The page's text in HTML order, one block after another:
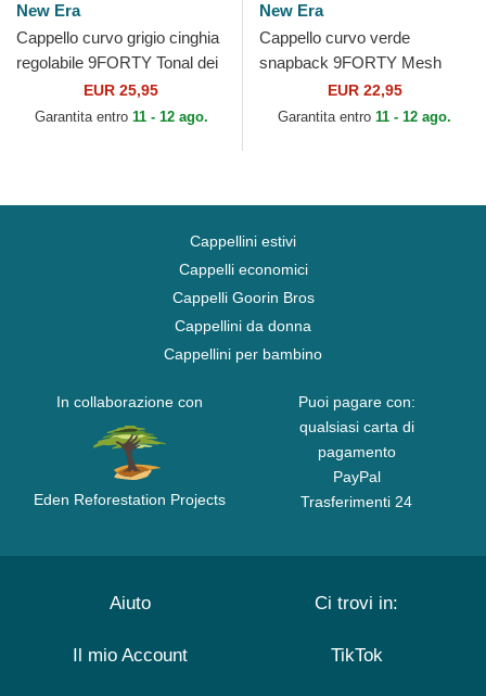
New Era
Cappello curvo grigio cinghia
regolabile 9FORTY Tonal dei
New York Yankees MLB di
New Era
EUR 25,95
Garantita entro 11 - 12 ago.
New Era
Cappello curvo verde
snapback 9FORTY Mesh
Flawless dei Los Angeles
Dodgers MLB di New Era
EUR 22,95
Garantita entro 11 - 12 ago.
Cappellini estivi
Cappelli economici
Cappelli Goorin Bros
Cappellini da donna
Cappellini per bambino
In collaborazione con
Eden Reforestation Projects
Puoi pagare con:
qualsiasi carta di
pagamento
PayPal
Trasferimenti 24
Aiuto
Il mio Account
Ci trovi in:
TikTok